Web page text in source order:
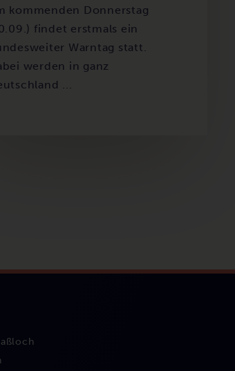
kommenden Donnerstag
findet erstmals ein
Warntag statt.
werden in ganz
...